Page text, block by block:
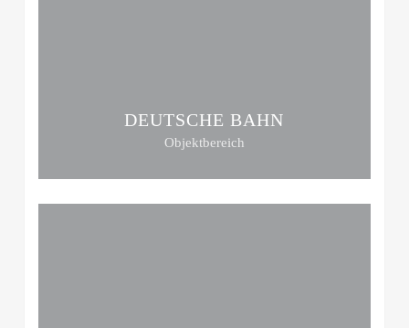
DEUTSCHE BAHN
Objektbereich